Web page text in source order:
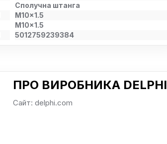
Сполучна штанга
M10x1.5
M10x1.5
5012759239384
ПРО ВИРОБНИКА DELPHI
Сайт: delphi.com